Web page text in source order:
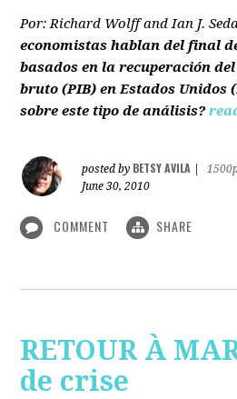
Por: Richard Wolff and Ian J.
economistas hablan del final
basados en la recuperación
bruto(PIB)en Estados Unidos
sobre este tipo de análisis?
posted by BETSY AVILA
June 30, 2010
COMMENT SHARE
RETOUR À
de crise